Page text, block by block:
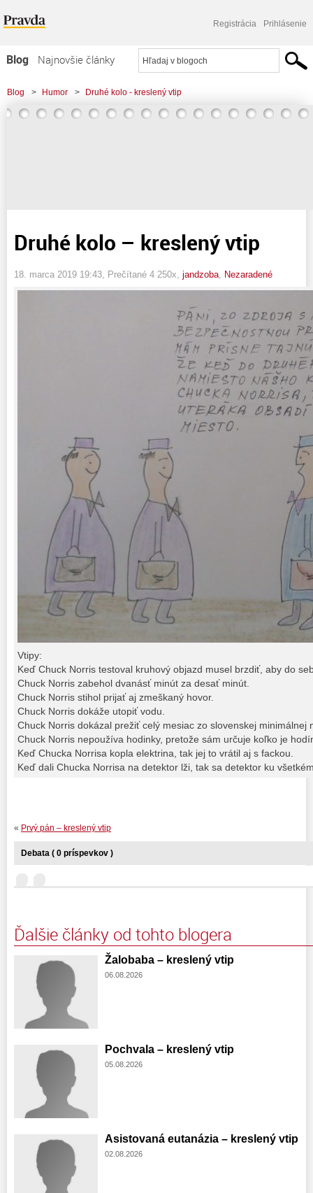
Registrácia Prihlásenie
Blog
Najnovšie články
Najčítanejšie články
Najkomentovanejšie články
Blog > Humor > Druhé kolo - kreslený vtip
Druhé kolo – kreslený vtip
18. marca 2019 19:43 , Prečítané 4 250x, jandzoba Nezaradené
Vtipy:
Keď Chuck Norris testoval kruhový objazd musel brzdiť, aby do
Chuck Norris zabehol dvanásť minút za desať minút.
Chuck Norris stihol prijať aj zmeškaný hovor.
Chuck Norris dokáže utopiť vodu.
Chuck Norris dokázal prežiť celý mesiac zo slovenskej minimálnej
Chuck Norris nepoužíva hodinky, pretože sám určuje koľko je
Keď Chucka Norrisa kopla elektrina, tak jej to vrátil aj s fackou.
Keď dali Chucka Norrisa na detektor lži, tak sa detektor ku
« Prvý pán – kreslený vtip
Debata ( 0 príspevkov )
Ďalšie články od tohto blogera
Žalobaba – kreslený vtip
06.08.2026
Pochvala – kreslený vtip
05.08.2026
Asistovaná eutanázia – kreslený vtip
02.08.2026